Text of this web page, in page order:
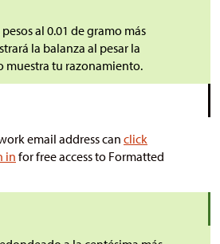
al 0.01 de gramo más
la balanza al pesar la
muestra tu razonamiento.
email address can click
in for free access to Formatted